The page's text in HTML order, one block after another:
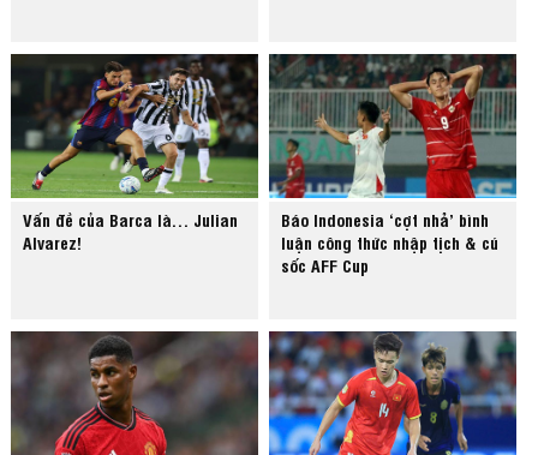
Vấn đề của Barca là… Julian
Alvarez!
Báo Indonesia ‘cợt nhả’ bình
luận công thức nhập tịch & cú
sốc AFF Cup